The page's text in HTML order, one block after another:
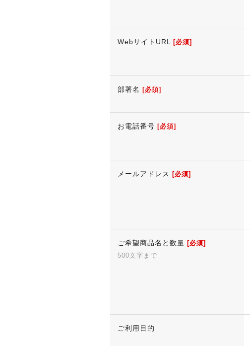
WebサイトURL [必須]
部署名 [必須]
お電話番号 [必須]
メールアドレス [必須]
ご希望商品名と数量 [必須]
500文字まで
ご利用目的